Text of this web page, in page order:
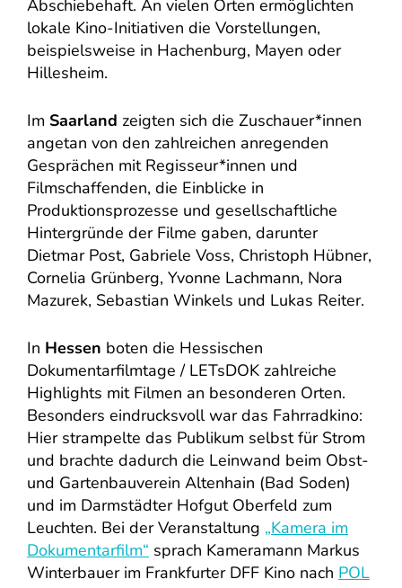
Abschiebehaft. An vielen Orten ermöglichten
lokale Kino-Initiativen die Vorstellungen,
beispielsweise in Hachenburg, Mayen oder
Hillesheim.
Im Saarland zeigten sich die Zuschauer*innen
angetan von den zahlreichen anregenden
Gesprächen mit Regisseur*innen und
Filmschaffenden, die Einblicke in
Produktionsprozesse und gesellschaftliche
Hintergründe der Filme gaben, darunter
Dietmar Post, Gabriele Voss, Christoph Hübner,
Cornelia Grünberg, Yvonne Lachmann, Nora
Mazurek, Sebastian Winkels und Lukas Reiter.
In Hessen boten die Hessischen
Dokumentarfilmtage / LETsDOK zahlreiche
Highlights mit Filmen an besonderen Orten.
Besonders eindrucksvoll war das Fahrradkino:
Hier strampelte das Publikum selbst für Strom
und brachte dadurch die Leinwand beim Obst-
und Gartenbauverein Altenhain (Bad Soden)
und im Darmstädter Hofgut Oberfeld zum
Leuchten. Bei der Veranstaltung „Kamera im
Dokumentarfilm“ sprach Kameramann Markus
Winterbauer im Frankfurter DFF Kino nach POL